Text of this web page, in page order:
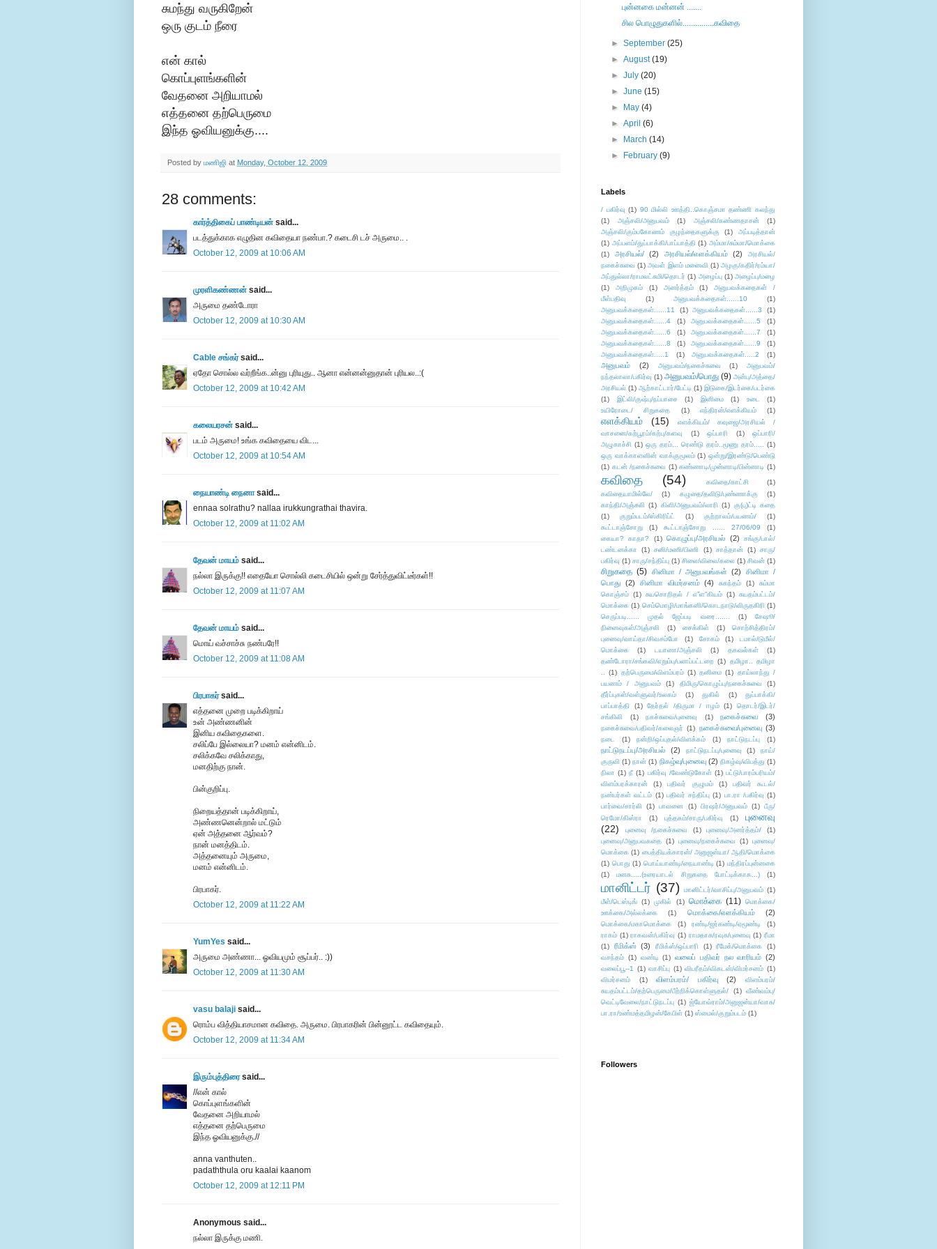
சுமந்து வருகிறேன்
ஒரு குடம் நீரை
என் கால்
கொப்புளங்களின்
வேதனை அறியாமல்
எத்தனை தற்பெருமை
இந்த ஓவியனுக்கு....
Posted by மணிஜி at Monday, October 12, 2009
28 comments:
கார்த்திகைப் பாண்டியன் said...
படத்துக்காக எழுதின கவிதையா நண்பா.? கடைசி டச் அருமை.. .
October 12, 2009 at 10:06 AM
முரளிகண்ணன் said...
அருமை தண்டோரா
October 12, 2009 at 10:30 AM
Cable சங்கர்said...
ஏதோ சொல்ல வர்றீங்க..ன்னு புரியுது.. ஆனா என்னன்னுதான் புரியல..:(
October 12, 2009 at 10:42 AM
கலையரசன் said...
படம் அருமை! உங்க கவிதையை விட...
October 12, 2009 at 10:54 AM
நையாண்டி நைனாsaid...
ennaa solrathu? nallaa irukkungrathai thavira.
October 12, 2009 at 11:02 AM
தேவன் மாயம் said...
நல்லா இருக்கு!! எதையோ சொல்லி கடைசியில் ஒன்று சேர்த்துவிட்டீர்கள்!!
October 12, 2009 at 11:07 AM
தேவன் மாயம் said...
மொய் வச்சாச்சு நண்பரே!!
October 12, 2009 at 11:08 AM
பிரபாகர்said...
எத்தனை முறை படிக்கிறாய்
உன் அண்ணனின்
இனிய கவிதைகளை.
சலிப்பே இல்லையா? மனம் என்னிடம்.
சலிக்கவே சலிக்காது,
மனதிற்கு நான்.
பின்குறிப்பு.
நிறையத்தான் படிக்கிறாய்,
அண்ணனென்றால் மட்டும்
ஏன் அத்தனை ஆர்வம்?
நான் மனத்திடம்.
அத்தனையும் அருமை,
மனம் என்னிடம்.
பிரபாகர்.
October 12, 2009 at 11:22 AM
YumYes said...
அருமை அண்ணா... ஓவியமும் சூப்பர்.. :))
October 12, 2009 at 11:30 AM
vasu balaji said...
ரொம்ப வித்தியாசமான கவிதை. அருமை. பிரபாகரின் பின்னூட்ட கவிதையும்.
October 12, 2009 at 11:34 AM
இரும்புத்திரைsaid...
//என் கால்
கொப்புளங்களின்
வேதனை அறியாமல்
எத்தனை தற்பெருமை
இந்த ஓவியனுக்கு.//
anna vanthuten..
padaththula oru kaalai kaanom
October 12, 2009 at 12:11 PM
Anonymous said...
நல்லா இருக்கு மணி.
புன்னகை மன்னன் .......
சில பொழுதுகளில்...............கவிதை
►September(25)
►August(19)
►July(20)
►June(15)
►
May(4)
►April(6)
►
March(14)
►
February(9)
Labels
/ பகிர்வு (1) 90 மில்லி ஊத்தி..கொஞ்சமா தண்ணி கலந்து
(1)
அஞ்சலி/அனுபவம் (1) அஞ்சலி/கண்ணதாசன்
(1)
அஞ்சலி/கும்பகோணம் குழந்தைகளுக்கு
(1)
அப்படித்தான்
(1) அப்பளம்/துப்பாக்கி/பாப்பாத்தி (1) அம்மா/சும்மா/மொக்கை
(1)
அரசியல்/ (2) அரசியல்/எளக்கியம் (2)
அரசியல்/
நகைச்சுவை (1) அவள் இளம் மனைவி (1) அழகு/கதிர்/ரம்யா/
அப்துல்லா/ராமலட்சுமி/தொடர் (1) அழைப்பு (1) அழைப்பு/மழை
(1)
அறிமுகம் (1) அனர்த்தம் (1)
அனுபவக்கதைகள் /
மீள்பதிவு
(1) அனுபவக்கதைகள்......10
(1)
அனுபவக்கதைகள்......11
(1) அனுபவக்கதைகள்......3
(1)
அனுபவக்கதைகள்......4
(1) அனுபவக்கதைகள்......5
(1)
அனுபவக்கதைகள்......6
(1) அனுபவக்கதைகள்......7
(1)
அனுபவக்கதைகள்......8
(1) அனுபவக்கதைகள்......9
(1)
அனுபவக்கதைகள்.....1
(1) அனுபவக்கதைகள்.....2 (1)
அனுபவம் (2) அனுபவம்/நகைச்சுவை (1)
அனுபவம்/
நந்தலாலா/பகிர்வு (1) அனுபவம்/பொது (9) அன்பு/அத்தை/
அரசியல் (1) ஆற்காட்டார்/பேட்டி (1) இடுகை/இடர்கை/படர்கை
(1)
இட்லி/குஷ்பு/நப்பாசை (1) இனிமை (1) உடை
(1)
உயிரோடை/ சிறுகதை
(1) எந்திரன்/எளக்கியம் (1)
எளக்கியம் (15)
எளக்கியம்/ கவுஜை/அரசியல் /
வாசனை/கற்பூரம்/கற்பு/களவு
(1) ஒப்பாரி (1)
ஒப்பாரி/
அழுகாச்சி (1) ஒரு தரம்... ரெண்டு தரம்..மூணு தரம்..... (1)
ஒரு வாக்காளனின் வாக்குமூலம் (1) ஒன்று/இரண்டு/பெண்டு
(1) கடன் /நகைச்சுவை (1) கண்ணாடி/முன்னாடி/பின்னாடி (1)
கவிதை (54) கவிதை/காட்சி
(1)
கவிதையாமில்லே/
(1) கழுதை/தவிடு/புண்ணாக்கு
(1)
காந்தி/அஞ்சலி (1) கிளி/அனுபவம்/லாரி (1) கு(பு)ட்டி கதை
(1)
குறும்படம்/ஸ்கிரிப்ட் (1) குற்றாலம்/பயணம்/
(1)
கூட்டாஞ்சோறு
(1) கூட்டாஞ்சோறு ...... 27/06/09
(1)
கையா? காதா?
(1) கொழுப்பு/அரசியல் (2)
சங்கு/பால்/
டண்டனக்கா
(1) சனி/மணி/பிணி (1) சாத்தான் (1) சாரு/
பகிர்வு (1) சாரு/சந்திப்பு (1) சிலை/விலை/கலை (1) சிவன் (1)
சிறுகதை (5) சினிமா / அனுபவங்கள் (2)
சினிமா /
பொது (2) சினிமா விமர்சனம் (4) சுகந்தம் (1)
சும்மா
கொஞ்சம் (1) சுயசொறிதல் / எ”ள”கியம் (1) சுயதம்பட்டம்/
மொக்கை (1) செம்மொழி/மாங்கனி/கொடநாடு/விருதகிரி (1)
செருப்படி...... முதல் ஜேப்படி வரை.......
(1)
சேஷூ/
நினைவுகள்/அஞ்சலி
(1) சைக்கிள் (1)
சொற்சித்திரம்/
புனைவு/வாய்தா/சிவசம்போ
(1) சோகம் (1)
டமால்/டுமீல்/
மொக்கை
(1) டயானா/அஞ்சலி (1) தகவல்கள்
(1)
தண்டோரா/சங்கவி/எறும்பு/பலாப்பட்டறை (1) தமிழா.. தமிழா
.. (1) தற்பெருமை/விளம்பரம் (1) தனிமை (1) தாய்லாந்து /
பயணம் / அனுபவம்
(1) திமிரு/கொழுப்பு/நகைச்சுவை
(1)
தீர்ப்புகள்/வள்ளுவர்/உலகம்
(1) துகில் (1)
துப்பாக்கி/
பாப்பாத்தி
(1) தேர்தல் /திருமா / ஈழம் (1)
தொடர்/இடர்/
சங்கிலி
(1) நகச்சுவை/புனைவு (1) நகைச்சுவை (3)
நகைச்சுவை/பதிவர்/கலைஞர் (1) நகைச்சுவை/புனைவு (3)
நடை (1) நன்றி/ஒப்புதல்/விளக்கம் (1) நாட்டுநடப்பு (1)
நாட்டுநடப்பு/அரசியல் (2) நாட்டுநடப்பு/புனைவு (1)
நாய்/
குருவி (1) நான் (1) நிகழ்வு/புனைவு (2) நிகழ்வு/விபத்து (1)
நிலா (1) நீ (1) பகிர்வு /வேண்டுகோள் (1) பட்டு/பாரம்பரியம்/
விளம்பரக்காரன்
(1) பதிவர் குழுமம் (1)
பதிவர் கூடல்/
நண்பர்கள் வட்டம் (1) பதிவர் சந்திப்பு (1) பா.ரா /பகிர்வு (1)
பார்வை/சார்லி
(1) பாவனை (1) பிரஷர்/அனுபவம் (1) பீரு/
ரெமோ/கிஸ்ரா
(1) புத்தகம்/சாரு/பகிர்வு (1)
புனைவு
(22)
புனைவு /நகைச்சுவை (1) புனைவு/அனர்த்தம்/
(1)
புனைவு/அனுபவகதை (1) புனைவு/நகைச்சுவை (1) புனைவு/
மொக்கை (1) பைத்தியக்காரன்/ அனுஜன்யா/ ஆதி/மொக்கை
(1) பொது (1) பொய்யாண்டி/நையாண்டி (1) மந்திரப்புன்னகை
(1)
மனசு.....(உரையாடல் சிறுகதை போட்டிக்காக...) (1)
மானிட்டர் (37) மானிட்டர்/வாசிப்பு/அனுபவம் (1)
மீள்/டெஸ்டிங் (1) முகில் (1) மொக்கை (11) மொக்கை/
ஊக்கை/அல்லக்கை
(1) மொக்கை/எளக்கியம் (2)
மொக்கை/மகாமொக்கை (1) ரண்டி/ஜர்கண்டி/ஏமூண்டி
(1)
ராகம் (1) ராகவன்/பகிர்வு (1) ராமதாசு/ரவுசு/புனைவு (1) ரீமா
(1)
ரீமிக்ஸ் (3) ரீமிக்ஸ்/ஒப்பாரி (1) ரீமேக்/மொக்கை
(1)
வசந்தம் (1) வண்டி (1) வலைப் பதிவர் நல வாரியம் (2)
வலைப்பூ--1 (1) வாசிப்பு (1) விபரீதம்/விகடன்/விமர்சனம் (1)
விமர்சனம்
(1) விளம்பரம்/ பகிர்வு (2)
விளம்பரம்/
சுயதம்பட்டம்/தற்பெருமை/பீற்றிக்கொள்ளுதல்/
(1) வீண்வம்பு/
வெட்டிவேலை/நாட்டுநடப்பு (1) ஜ்யோவ்ராம்/அனுஜன்யா/வாசு/
பா.ரா/உண்மத்தமிழன்/கேபிள் (1) ஸ்மைல்/குறும்படம் (1)
Followers